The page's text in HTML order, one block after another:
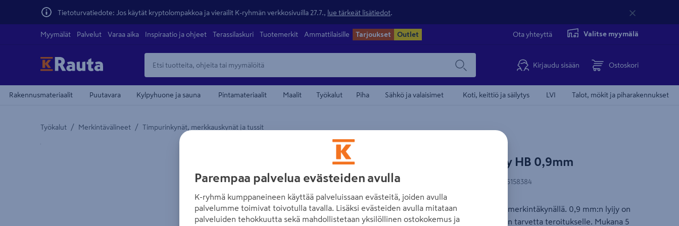
Tietoturvatiedote: Jos käytät kryptolompakkoa ja vierailit K-ryhmän verkkosivuilla 27.7., lue tärkeät lisätiedot
Myymälät Palvelut Varaa aika Inspiraatio ja ohjeet Terassilaskuri Tuotemerkit Ammattilaisille Tarjoukset Outlet Ota yhteyttä Valitse myymälä
Kirjaudu sisään Ostoskori
Rakennusmateriaalit Puutavara Kylpyhuone ja sauna Pintamateriaalit Maalit Työkalut Piha Sähkö ja valaisimet Koti, keittiö ja säilytys LVI Talot, mökit ja piharakennukset
Työkalut / Merkintävälineet / Timpurinkynät, merkkauskynät ja tussit
Yksityiskohtainen kuvaus löytyy Tuotteen kuvaus -maamerkistä
Merkintäkynä Pica Fine-Dry HB 0,9mm
Tuotenumero: 4260056158384
Tarkkuutta ilman teroitusta Pica Fine-Dry -merkintäkynällä. 0,9 mm:n lyijy on
ihanteellinen tarkkoihin merkintöihin, ilman tarvetta teroitukselle. Mukana 5
Parempaa palvelua evästeiden avulla
K-ryhmä kumppaneineen käyttää palveluissaan evästeitä, joiden avulla
palvelumme toimivat toivotulla tavalla. Lisäksi evästeiden avulla mitataan
palveluiden tehokkuutta sekä mahdollistetaan yksilöllinen ostokokemus ja